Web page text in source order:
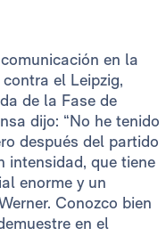
en la
el Leipzig,
de la Fase de
dijo: “No he tenido
después del partido
intensidad, que tiene
enorme y un
Conozco bien
en el